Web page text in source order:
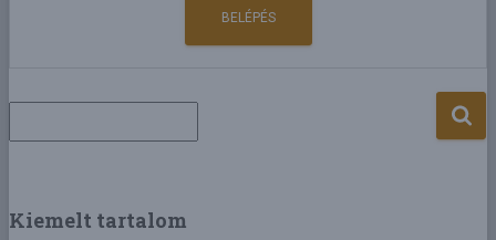
e
c
Kiemelt tartalom